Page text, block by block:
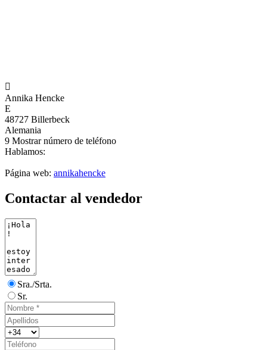

Annika Hencke
E
48727 Billerbeck
Alemania
9 Mostrar número de teléfono
Hablamos:
Página web: annikahencke
Contactar al vendedor
Sra./Srta.
Sr.